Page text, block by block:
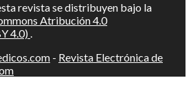
revista se distribuyen bajo la
Atribución 4.0
4.0) .
- Revista Electrónica de